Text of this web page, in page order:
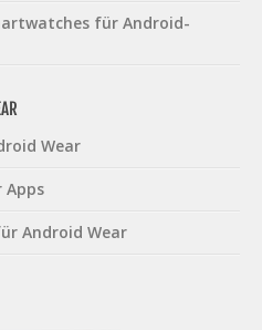
für Android-
Wear
Apps
Android Wear